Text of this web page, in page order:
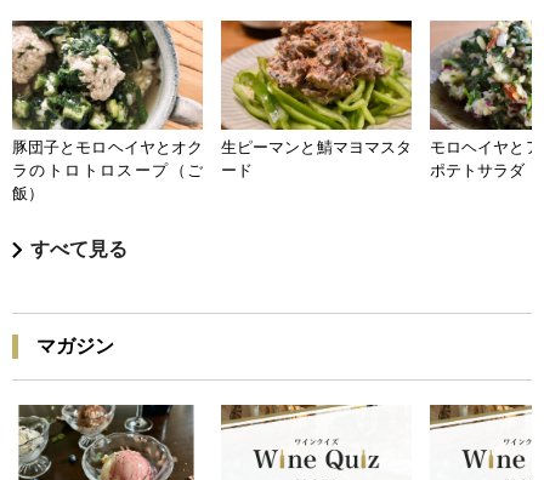
豚団子とモロヘイヤとオク
ラのトロトロスープ（ご
飯）
生ピーマンと鯖マヨマスタ
ード
モロヘイヤと
ポテトサラダ
すべて見る
マガジン